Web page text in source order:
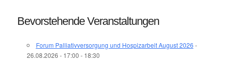
Bevorstehende Veranstaltungen
Forum Palliativversorgung und Hospizarbeit August 2026 -
26.08.2026 - 17:00 - 18:30